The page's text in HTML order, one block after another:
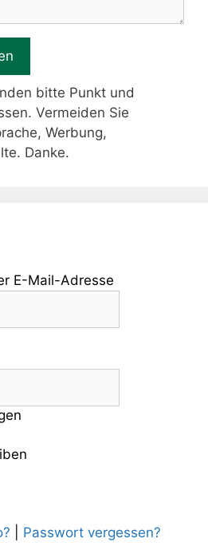
bitte Punkt und
Vermeiden Sie
Werbung,
Danke.
E-Mail-Adresse
Passwort vergessen?